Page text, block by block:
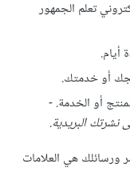
تعلم الجمهور
أيام.
أو خدمتك.
أو الخدمة.-
البريدية.
ورسائلك هي العلامات